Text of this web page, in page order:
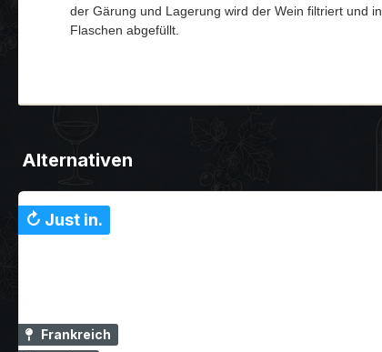
der Gärung und Lagerung wird der Wein filtriert und in
Flaschen abgefüllt.
Alternativen
↻ Just in.
Frankreich